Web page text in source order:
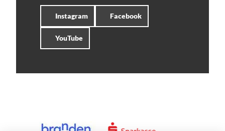
Instagram Facebook
YouTube